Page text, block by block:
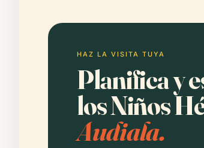
HAZ LA VISITA TUYA
Planifica y
los Niños
Audiala.